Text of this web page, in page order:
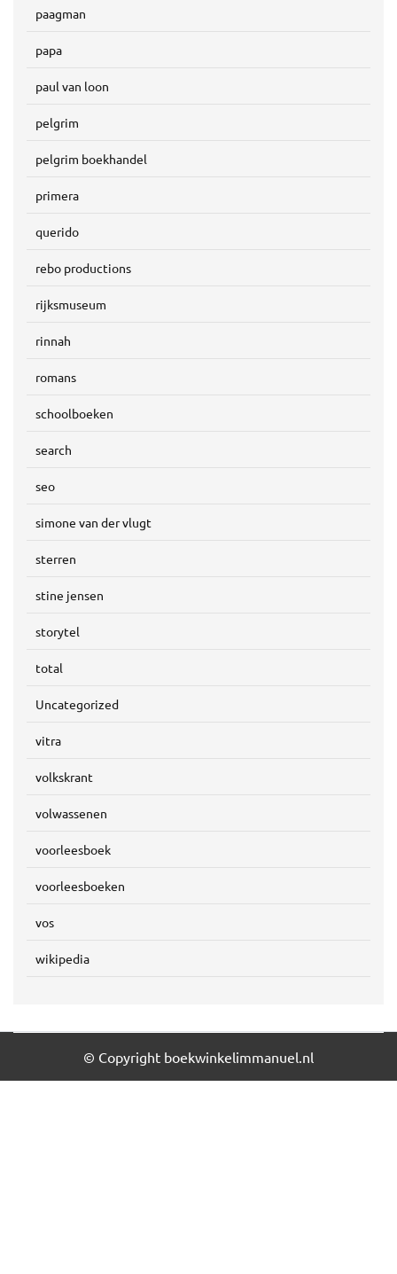
paagman
papa
paul van loon
pelgrim
pelgrim boekhandel
primera
querido
rebo productions
rijksmuseum
rinnah
romans
schoolboeken
search
seo
simone van der vlugt
sterren
stine jensen
storytel
total
Uncategorized
vitra
volkskrant
volwassenen
voorleesboek
voorleesboeken
vos
wikipedia
© Copyright boekwinkelimmanuel.nl